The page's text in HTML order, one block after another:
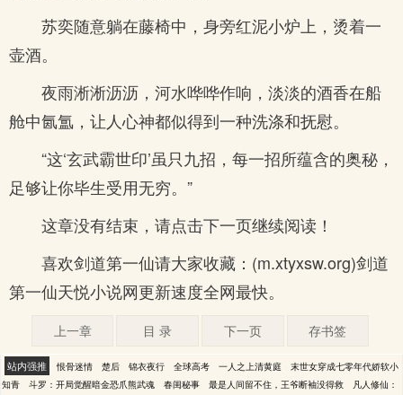
苏奕随意躺在藤椅中，身旁红泥小炉上，烫着一
壶酒。
夜雨淅淅沥沥，河水哗哗作响，淡淡的酒香在船
舱中氤氲，让人心神都似得到一种洗涤和抚慰。
“这‘玄武霸世印’虽只九招，每一招所蕴含的奥秘，
足够让你毕生受用无穷。”
这章没有结束，请点击下一页继续阅读！
喜欢剑道第一仙请大家收藏：(m.xtyxsw.org)剑道
第一仙天悦小说网更新速度全网最快。
上一章 目 录 下一页 存书签
站内强推 恨骨迷情 楚后 锦衣夜行 全球高考 一人之上清黄庭
末世女穿成七零年代娇软小
知青
斗罗：开局觉醒暗金恐爪熊武魂 春闺秘事 最是人间留不住，王爷断袖没得救
凡人修仙：